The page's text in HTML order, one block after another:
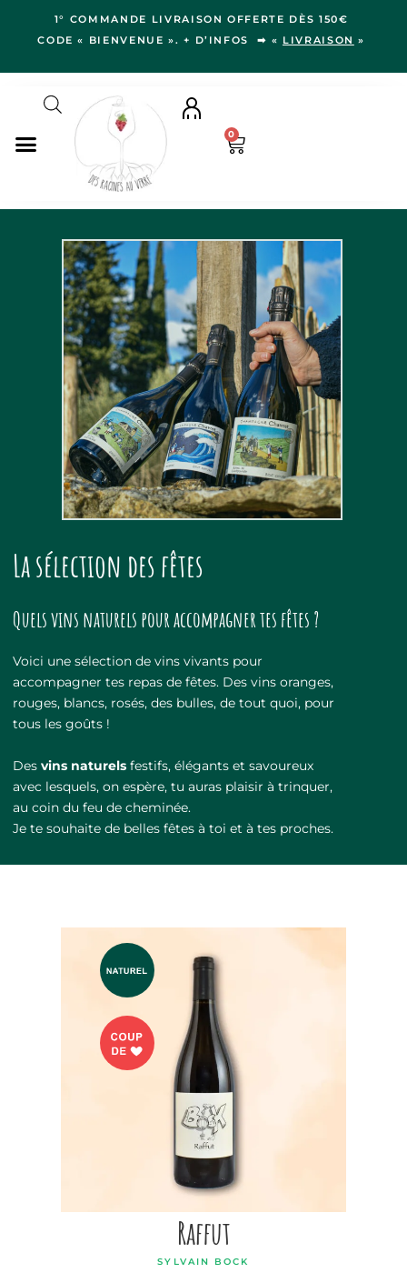
1° COMMANDE LIVRAISON OFFERTE DÈS 150€
CODE « BIENVENUE ». + D’INFOS ➡ « LIVRAISON »
LE VERGER
IDÉES CADEAUX
NOS VIGNERON.NE.S
BLOG
0
La sélection des fêtes
Quels vins naturels pour accompagner tes fêtes ?
Voici une sélection de vins vivants pour
accompagner tes repas de fêtes. Des vins oranges,
rouges, blancs, rosés, des bulles, de tout quoi, pour
tous les goûts !
Des vins naturels festifs, élégants et savoureux
avec lesquels, on espère, tu auras plaisir à trinquer,
au coin du feu de cheminée.
Je te souhaite de belles fêtes à toi et à tes proches.
Raffut
SYLVAIN BOCK